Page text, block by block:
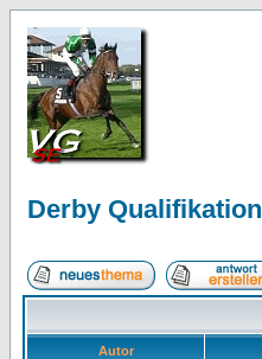
Derby Qualifikation
Autor